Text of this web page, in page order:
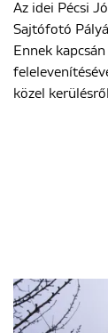
Az idei Pécsi
Sajtófotó
Ennek
közel